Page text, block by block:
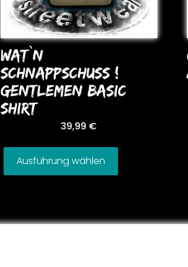
WAT`N
SCHNAPPSCHUSS !
GENTLEMEN BASIC
SHIRT
39,99 €
Ausführung wählen